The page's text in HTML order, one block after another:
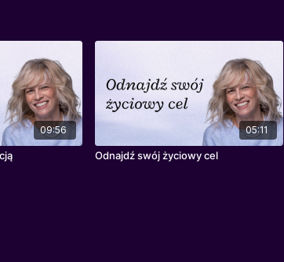
09:56 05:11
Odnajdź swój życiowy cel